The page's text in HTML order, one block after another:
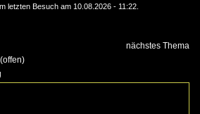
letzten Besuch am 10.08.2026 - 11:22.
nächstes Thema